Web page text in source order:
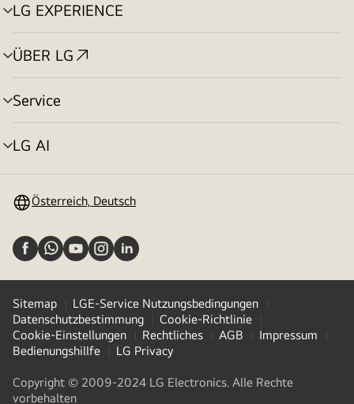
LG EXPERIENCE
Menü
umschalten
ÜBER LG
Menü
umschalten
Service
Menü
umschalten
LG AI
Menü
Österreich, Deutsch
Sitemap
LGE-Service Nutzungsbedingungen
Datenschutzbestimmung
Cookie-Richtlinie
Cookie-Einstellungen
Rechtliches AGB
Impressum
Bedienungshillfe
LG Privacy
Copyright © 2009-2024 LG Electronics. Alle Rechte
vorbehalten